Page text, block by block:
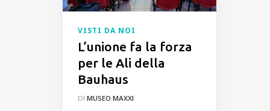
VISTI DA NOI
L’unione fa la forza
per le Ali della
Bauhaus
DI MUSEO MAXXI